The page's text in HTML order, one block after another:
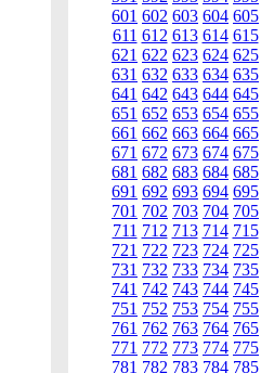
601 602 603 604 605
611 612 613 614 615
621 622 623 624 625
631 632 633 634 635
641 642 643 644 645
651 652 653 654 655
661 662 663 664 665
671 672 673 674 675
681 682 683 684 685
691 692 693 694 695
701 702 703 704 705
711 712 713 714 715
721 722 723 724 725
731 732 733 734 735
741 742 743 744 745
751 752 753 754 755
761 762 763 764 765
771 772 773 774 775
781 782 783 784 785